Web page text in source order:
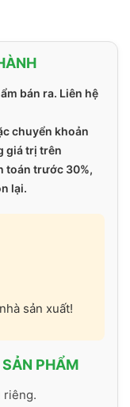
bán ra. Liên hệ
chuyển khoản
giá trị trên
toán trước 30%,
lại.
sản xuất!
PHẨM
riêng.